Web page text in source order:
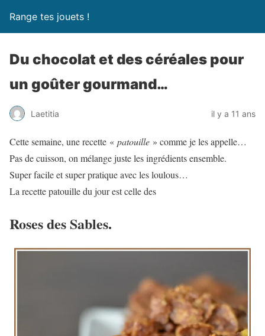
Range tes jouets !
Du chocolat et des céréales pour
un goûter gourmand…
Laetitia il y a 11 ans
Cette semaine, une recette « patouille » comme je les appelle…
Pas de cuisson, on mélange juste les ingrédients ensemble.
Super facile et super pratique avec les loulous…
La recette patouille du jour est celle des
Roses des Sables.